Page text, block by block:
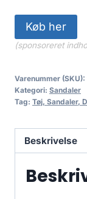
Køb her
(sponsoreret
Varenummer (SKU):
Kategori: Sandaler
Tag: Tøj, Sandaler,
Beskrivelse